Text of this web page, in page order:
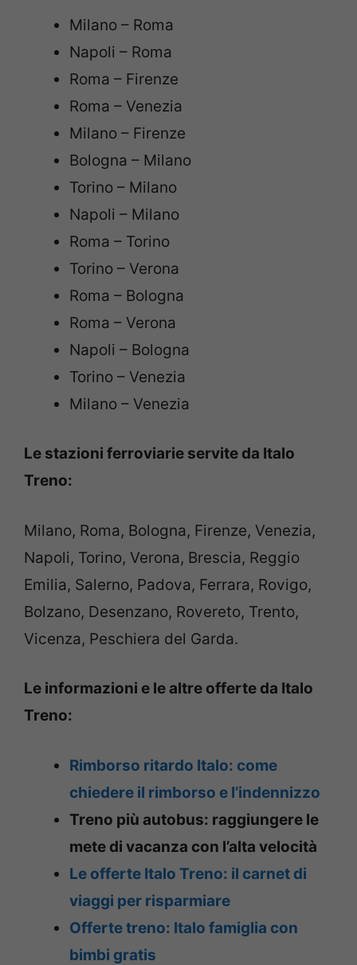
Milano – Roma
Napoli – Roma
Roma – Firenze
Roma – Venezia
Milano – Firenze
Bologna – Milano
Torino – Milano
Napoli – Milano
Roma – Torino
Torino – Verona
Roma – Bologna
Roma – Verona
Napoli – Bologna
Torino – Venezia
Milano – Venezia
Le stazioni ferroviarie servite da Italo
Treno:
Milano, Roma, Bologna, Firenze, Venezia,
Napoli, Torino, Verona, Brescia, Reggio
Emilia, Salerno, Padova, Ferrara, Rovigo,
Bolzano, Desenzano, Rovereto, Trento,
Vicenza, Peschiera del Garda.
Le informazioni e le altre offerte da Italo
Treno:
Rimborso ritardo Italo: come
chiedere il rimborso e l’indennizzo
Treno più autobus: raggiungere le
mete di vacanza con l’alta velocità
Le offerte Italo Treno: il carnet di
viaggi per risparmiare
Offerte treno: Italo famiglia con
bimbi gratis